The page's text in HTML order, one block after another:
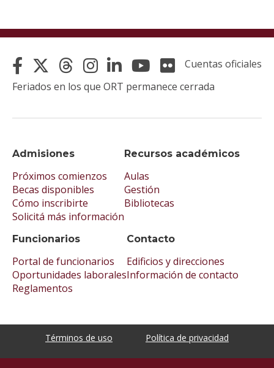
Admisiones
Próximos comienzos
Becas disponibles
Cómo inscribirte
Solicitá más información
Recursos académicos
Aulas
Gestión
Bibliotecas
Funcionarios
Portal de funcionarios
Oportunidades laborales
Reglamentos
Contacto
Edificios y direcciones
Información de contacto
Cuentas oficiales
Feriados en los que ORT permanece cerrada
Términos de uso Política de privacidad